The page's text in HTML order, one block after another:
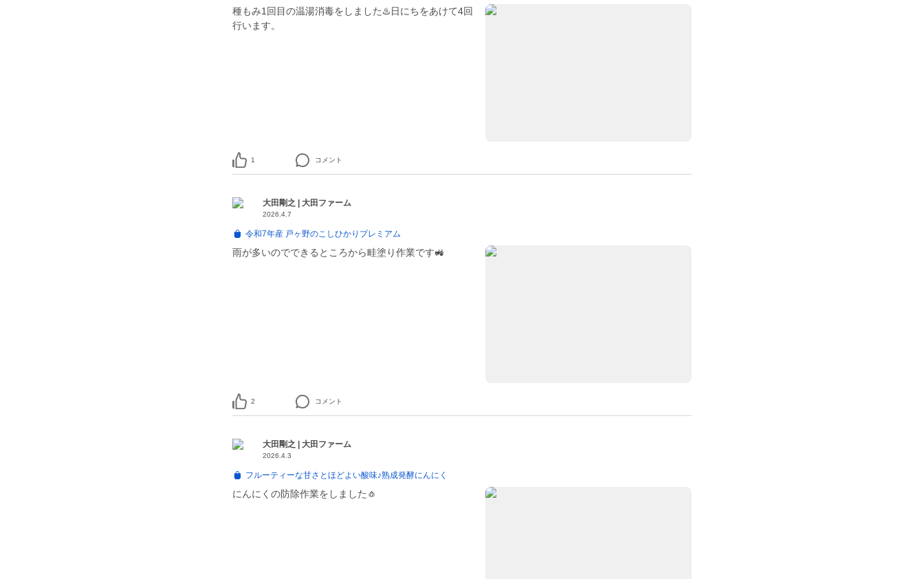
種もみ1回目の温湯消毒をしました♨️日にちをあけて4回
行います。
1 コメント
大田剛之 | 大田ファーム
2026.4.7
令和7年産 戸ヶ野のこしひかりプレミアム
雨が多いのでできるところから畦塗り作業です🚜
2 コメント
大田剛之 | 大田ファーム
2026.4.3
フルーティーな甘さとほどよい酸味♪熟成発酵にんにく
にんにくの防除作業をしました🧄